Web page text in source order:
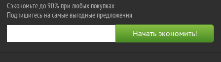
Сэкономьте до 90% при любых покупках
Подпишитесь на самые выгодные предложения